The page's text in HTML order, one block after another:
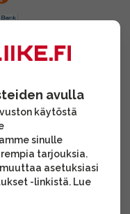
avulla
käytöstä
sinulle
tarjouksia.
asetuksiasi
-linkistä. Lue